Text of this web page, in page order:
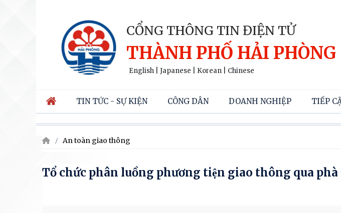
CỔNG THÔNG TIN ĐIỆN TỬ
THÀNH PHỐ HẢI PHÒNG
English Japanese Korean Chinese
TIN TỨC - SỰ KIỆN CÔNG DÂN DOANH NGHIỆP TIẾP
An toàn giao thông
Tổ chức phân luồng phương tiện giao thông qua phà